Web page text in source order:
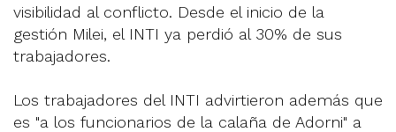
visibilidad al conflicto. Desde el inicio de la
gestión Milei, el INTI ya perdió al 30% de sus
trabajadores.
Los trabajadores del INTI advirtieron además que
es "a los funcionarios de la calaña de Adorni" a